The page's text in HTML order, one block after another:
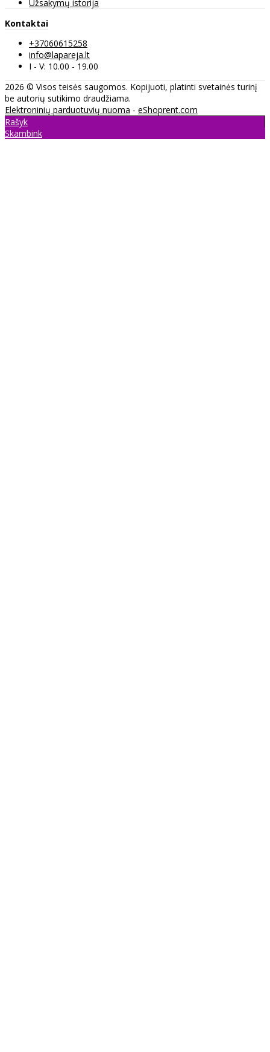
Užsakymų istorija
Kontaktai
+37060615258
info@lapareja.lt
I - V: 10.00 - 19.00
2026 © Visos teisės saugomos. Kopijuoti, platinti svetainės turinį
be autorių sutikimo draudžiama.
Elektroninių parduotuvių nuoma - eShoprent.com
Rašyk
Skambink